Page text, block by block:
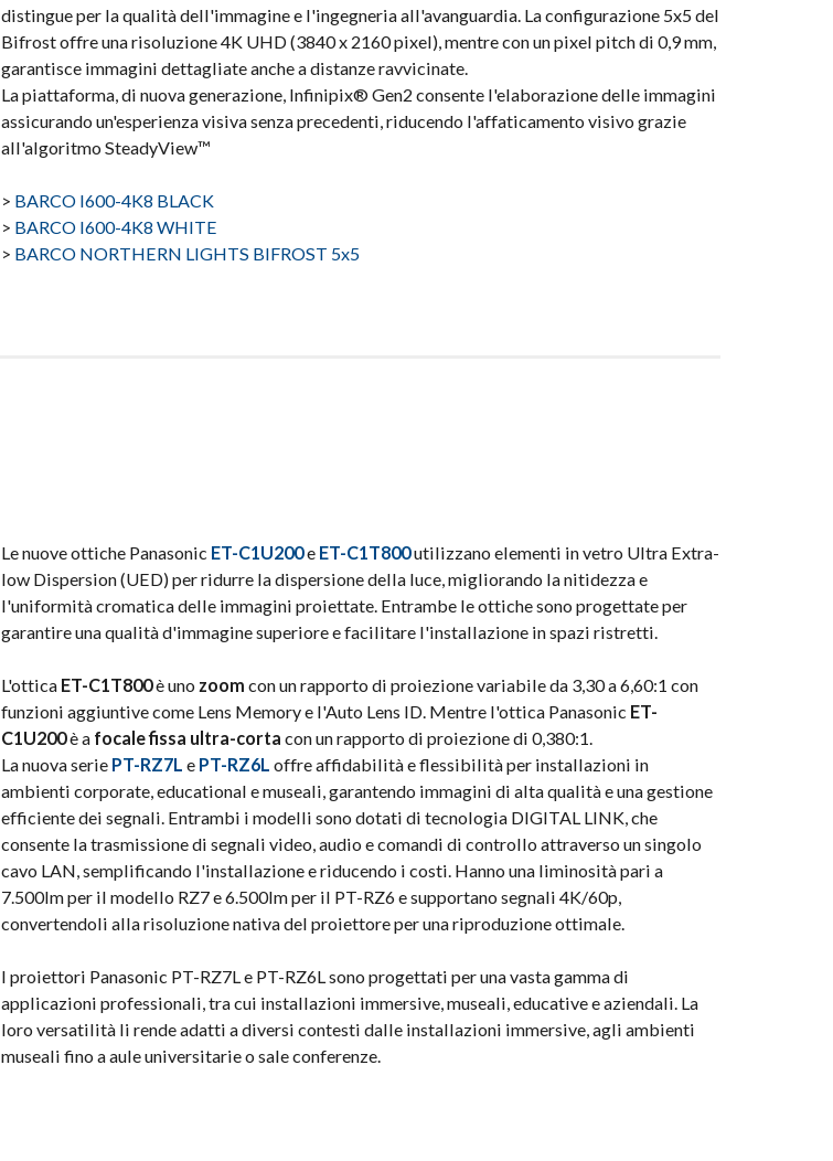
distingue per la qualità dell'immagine e l'ingegneria all'avanguardia. La configurazione 5x5 del
Bifrost offre una risoluzione 4K UHD (3840 x 2160 pixel), mentre con un pixel pitch di 0,9 mm,
garantisce immagini dettagliate anche a distanze ravvicinate.
La piattaforma, di nuova generazione, Infinipix® Gen2 consente l'elaborazione delle immagini
assicurando un'esperienza visiva senza precedenti, riducendo l'affaticamento visivo grazie
all'algoritmo SteadyView™
> BARCO I600-4K8 BLACK
> BARCO I600-4K8 WHITE
> BARCO NORTHERN LIGHTS BIFROST 5x5
​Le nuove ottiche Panasonic ET-C1U200e ET-C1T800utilizzano elementi in vetro Ultra Extra-
low Dispersion (UED) per ridurre la dispersione della luce, migliorando la nitidezza e
l'uniformità cromatica delle immagini proiettate. Entrambe le ottiche sono progettate per
garantire una qualità d'immagine superiore e facilitare l'installazione in spazi ristretti.
L'ottica ET-C1T800è uno zoom con un rapporto di proiezione variabile da 3,30 a 6,60:1 con
funzioni aggiuntive come Lens Memory e l'Auto Lens ID. Mentre l'ottica Panasonic ET-
C1U200è a focale fissa ultra-corta con un rapporto di proiezione di 0,380:1.
La nuova serie PT-RZ7L e PT-RZ6L offre affidabilità e flessibilità per installazioni in
ambienti corporate, educational e museali, garantendo immagini di alta qualità e una gestione
efficiente dei segnali. Entrambi i modelli sono dotati di tecnologia DIGITAL LINK, che
consente la trasmissione di segnali video, audio e comandi di controllo attraverso un singolo
cavo LAN, semplificando l'installazione e riducendo i costi. Hanno una liminosità pari a
7.500lm per il modello RZ7 e 6.500lm per il PT-RZ6 e supportano segnali 4K/60p,
convertendoli alla risoluzione nativa del proiettore per una riproduzione ottimale.
I proiettori Panasonic PT-RZ7L e PT-RZ6L sono progettati per una vasta gamma di
applicazioni professionali, tra cui installazioni immersive, museali, educative e aziendali. La
loro versatilità li rende adatti a diversi contesti dalle installazioni immersive, agli ambienti
museali fino a aule universitarie o sale conferenze.